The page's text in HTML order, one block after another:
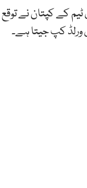
کے کپتان نے توقع
ورلڈ کپ جیتا ہے۔